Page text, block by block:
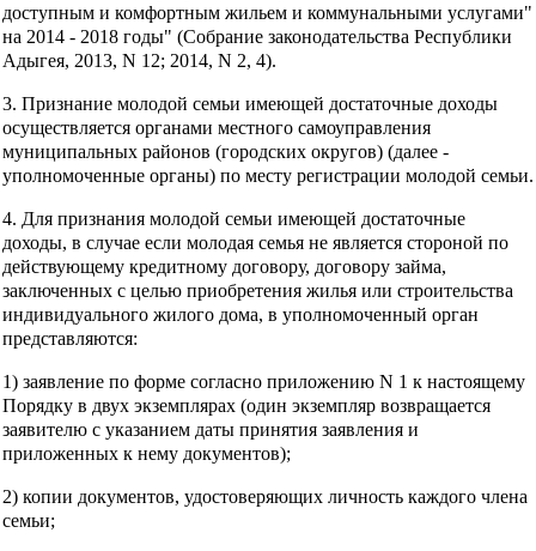
доступным и комфортным жильем и коммунальными услугами"
на 2014 - 2018 годы" (Собрание законодательства Республики
Адыгея, 2013, N 12; 2014, N 2, 4).
3. Признание молодой семьи имеющей достаточные доходы
осуществляется органами местного самоуправления
муниципальных районов (городских округов) (далее -
уполномоченные органы) по месту регистрации молодой семьи.
4. Для признания молодой семьи имеющей достаточные
доходы, в случае если молодая семья не является стороной по
действующему кредитному договору, договору займа,
заключенных с целью приобретения жилья или строительства
индивидуального жилого дома, в уполномоченный орган
представляются:
1) заявление по форме согласно приложению N 1 к настоящему
Порядку в двух экземплярах (один экземпляр возвращается
заявителю с указанием даты принятия заявления и
приложенных к нему документов);
2) копии документов, удостоверяющих личность каждого члена
семьи;